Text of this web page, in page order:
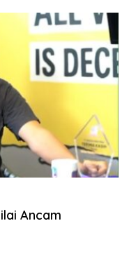
Ancam